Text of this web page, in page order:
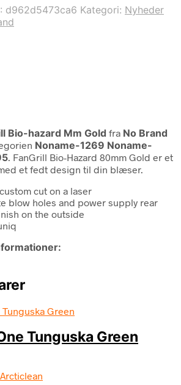
d962d5473ca6 Kategori: Nyheder
Bio-hazard Mm Gold fra No Brand
Noname-1269 Noname-
. FanGrill Bio-Hazard 80mm Gold er et
et fedt design til din blæser.
cut on a laser
blow holes and power supply rear
on the outside
Tunguska Green